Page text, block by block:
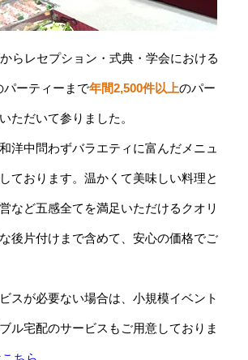
らレセプション・式典・学会における
パーティーまで年間2,500件以上のパー
ただいて参りました。
洋中問わずバラエティに富んだメニュ
ております。温かくて美味しい料理と
など五感全てを満足いただけるクオリ
後片付けまで含めて、安心の価格でご
スが必要ない場合は、小規模イベント
ル宅配のサービスもご用意しておりま